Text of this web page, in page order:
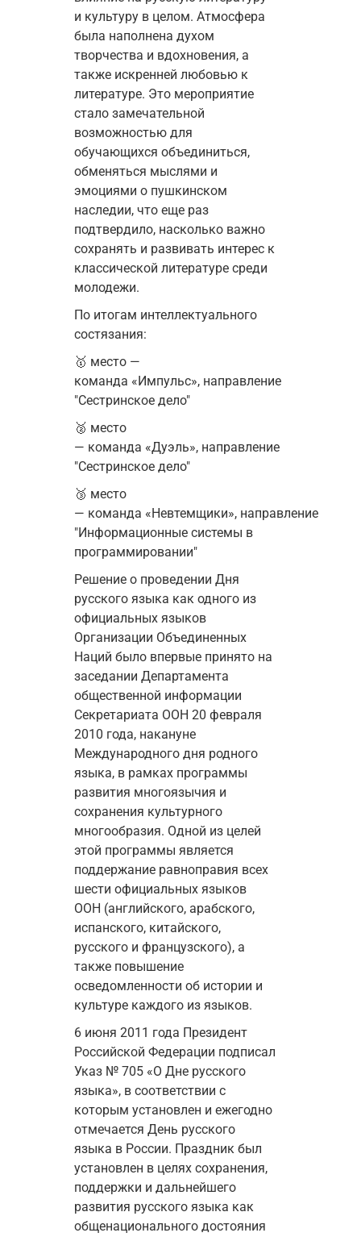
и культуру в целом. Атмосфера
была наполнена духом
творчества и вдохновения, а
также искренней любовью к
литературе. Это мероприятие
стало замечательной
возможностью для
обучающихся объединиться,
обменяться мыслями и
эмоциями о пушкинском
наследии, что еще раз
подтвердило, насколько важно
сохранять и развивать интерес к
классической литературе среди
молодежи.
По итогам интеллектуального
состязания:
🥇 место —
команда «Импульс», направление
"Сестринское дело"
🥈 место
— команда «Дуэль», направление
"Сестринское дело"
🥉 место
— команда «Невтемщики», направление
"Информационные системы в
программировании"
Решение о проведении Дня
русского языка как одного из
официальных языков
Организации Объединенных
Наций было впервые принято на
заседании Департамента
общественной информации
Секретариата ООН 20 февраля
2010 года, накануне
Международного дня родного
языка, в рамках программы
развития многоязычия и
сохранения культурного
многообразия. Одной из целей
этой программы является
поддержание равноправия всех
шести официальных языков
ООН (английского, арабского,
испанского, китайского,
русского и французского), а
также повышение
осведомленности об истории и
культуре каждого из языков.
6 июня 2011 года Президент
Российской Федерации подписал
Указ № 705 «О Дне русского
языка», в соответствии с
которым установлен и ежегодно
отмечается День русского
языка в России. Праздник был
установлен в целях сохранения,
поддержки и дальнейшего
развития русского языка как
общенационального достояния